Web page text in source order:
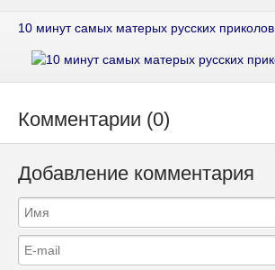
10 минут самых матерых русских приколов
Комментарии (0)
Добавление комментария